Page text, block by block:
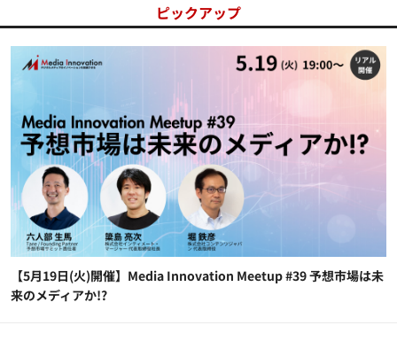
ピックアップ
【5月19日(火)開催】Media Innovation Meetup #39 予想市場は未
来のメディアか!?